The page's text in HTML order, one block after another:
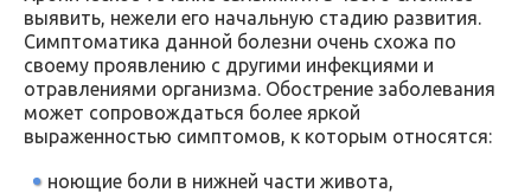
выявить, нежели его начальную стадию развития.
Симптоматика данной болезни очень схожа по
своему проявлению с другими инфекциями и
отравлениями организма. Обострение заболевания
может сопровождаться более яркой
выраженностью симптомов, к которым относятся:
ноющие боли в нижней части живота,